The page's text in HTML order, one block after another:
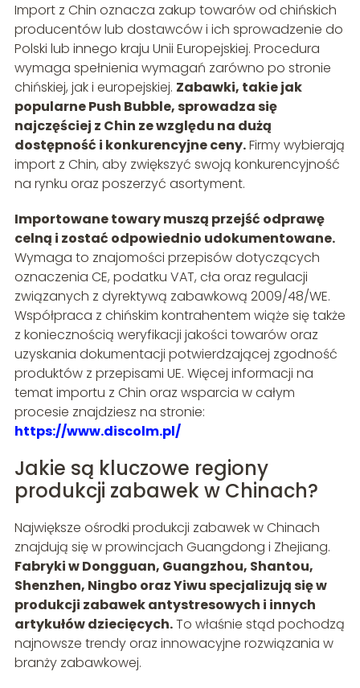
Import z Chin oznacza zakup towarów od chińskich
producentów lub dostawców i ich sprowadzenie do
Polski lub innego kraju Unii Europejskiej. Procedura
wymaga spełnienia wymagań zarówno po stronie
chińskiej, jak i europejskiej. Zabawki, takie jak
popularne Push Bubble, sprowadza się
najczęściej z Chin ze względu na dużą
dostępność i konkurencyjne ceny.Firmy wybierają
import z Chin, aby zwiększyć swoją konkurencyjność
na rynku oraz poszerzyć asortyment.
Importowane towary muszą przejść odprawę
celną i zostać odpowiednio udokumentowane.
Wymaga to znajomości przepisów dotyczących
oznaczenia CE, podatku VAT, cła oraz regulacji
związanych z dyrektywą zabawkową 2009/48/WE.
Współpraca z chińskim kontrahentem wiąże się także
z koniecznością weryfikacji jakości towarów oraz
uzyskania dokumentacji potwierdzającej zgodność
produktów z przepisami UE. Więcej informacji na
temat importu z Chin oraz wsparcia w całym
procesie znajdziesz na stronie:
https://www.discolm.pl/
Jakie są kluczowe regiony
produkcji zabawek w Chinach?
Największe ośrodki produkcji zabawek w Chinach
znajdują się w prowincjach Guangdong i Zhejiang.
Fabryki w Dongguan, Guangzhou, Shantou,
Shenzhen, Ningbo oraz Yiwu specjalizują się w
produkcji zabawek antystresowych i innych
artykułów dziecięcych.To właśnie stąd pochodzą
najnowsze trendy oraz innowacyjne rozwiązania w
branży zabawkowej.